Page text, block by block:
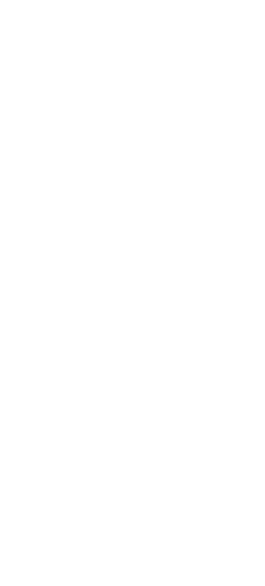
、そして信頼できる業者の
解説します。あなたの車購
る道筋が、ここにありま
通らない方には5つの共通
自の基準で審査するた
問題があっても通る可能
ンの販売店もあるため、
を選ぶことが大事